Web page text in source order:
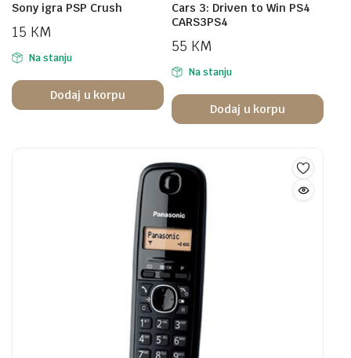
Sony igra PSP Crush
15 KM
Na stanju
Dodaj u korpu
Cars 3: Driven to Win PS4
CARS3PS4
55 KM
Na stanju
Dodaj u korpu